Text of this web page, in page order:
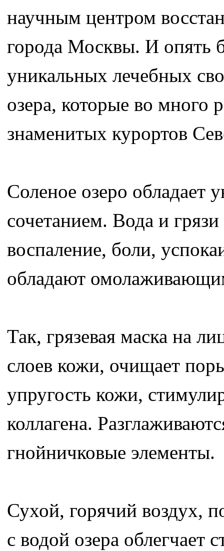
научным центром
города Москвы. И опять
уникальных лечебных
озера, которые во много
знаменитых курортов
Соленое озеро обладает
сочетанием. Вода и
воспаление, боли,
обладают
Так, грязевая маска на
слоев кожи, очищает
упругость кожи,
коллагена.
гнойничковые элементы.
Сухой, горячий воздух,
с водой озера облегчает